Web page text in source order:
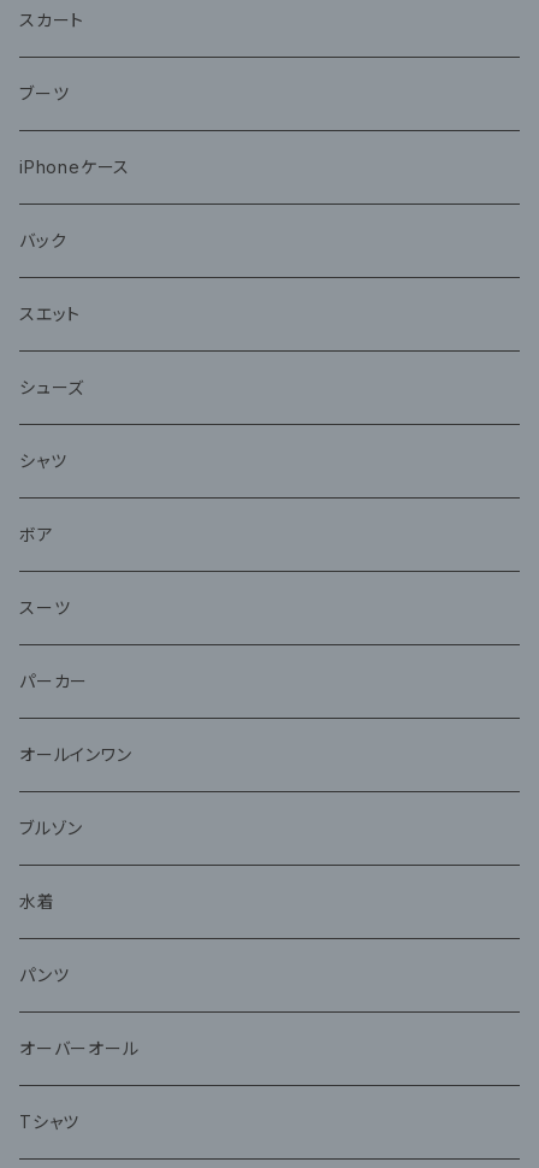
スカート
ブーツ
iPhoneケース
バック
スエット
シューズ
シャツ
ボア
スーツ
パーカー
オールインワン
ブルゾン
水着
パンツ
オーバーオール
Tシャツ